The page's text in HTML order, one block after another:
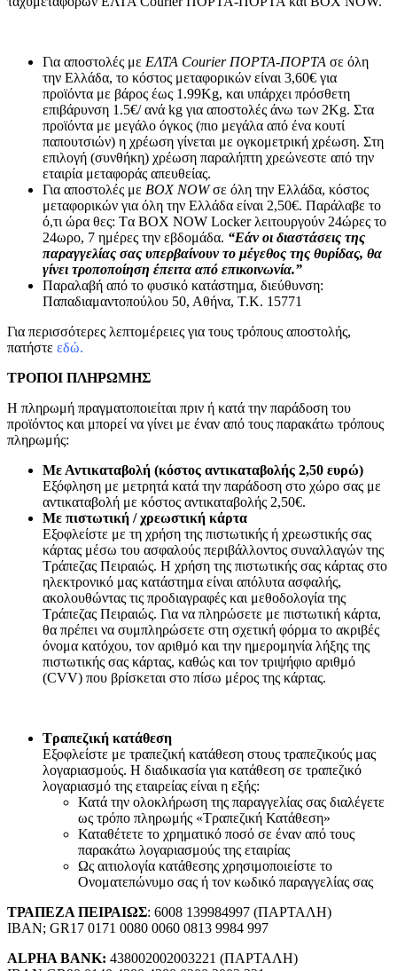
Για αποστολές με ΕΛΤΑ Courier ΠΟΡΤΑ-ΠΟΡΤΑ σε όλη
την Ελλάδα, το κόστος μεταφορικών είναι 3,60€ για
προϊόντα με βάρος έως 1.99Kg, και υπάρχει πρόσθετη
επιβάρυνση 1.5€/ ανά kg για αποστολές άνω των 2Κg. Στα
προϊόντα με μεγάλο όγκος (πιο μεγάλα από ένα κουτί
παπουτσιών) η χρέωση γίνεται με ογκομετρική χρέωση. Στη
επιλογή (συνθήκη) χρέωση παραλήπτη χρεώνεστε από την
εταιρία μεταφοράς απευθείας.
Για αποστολές με BOX NOWσε όλη την Ελλάδα, κόστος
μεταφορικών για όλη την Ελλάδα είναι 2,50€. Παράλαβε το
ό,τι ώρα θες: Tα ΒΟΧ ΝΟW Locker λειτουργούν 24ώρες το
24ωρο, 7 ημέρες την εβδομάδα. “Εάν οι διαστάσεις της
παραγγελίας σας υπερβαίνουν το μέγεθος της θυρίδας, θα
γίνει τροποποίηση έπειτα από επικοινωνία.”
Παραλαβή από το φυσικό κατάστημα, διεύθυνση:
Παπαδιαμαντοπούλου 50, Αθήνα, Τ.Κ. 15771
Για περισσότερες λεπτομέρειες για τους τρόπους αποστολής,
πατήστε εδώ.
ΤΡΟΠΟΙ ΠΛΗΡΩΜΗΣ
Η πληρωμή πραγματοποιείται πριν ή κατά την παράδοση του
προϊόντος και μπορεί να γίνει με έναν από τους παρακάτω τρόπους
πληρωμής:
Με Αντικαταβολή (κόστος αντικαταβολής 2,50 ευρώ)
Εξόφληση με μετρητά κατά την παράδοση στο χώρο σας με
αντικαταβολή με κόστος αντικαταβολής 2,50€.
Με πιστωτική / χρεωστική κάρτα
Εξοφλείστε με τη χρήση της πιστωτικής ή χρεωστικής σας
κάρτας μέσω του ασφαλούς περιβάλλοντος συναλλαγών της
Τράπεζας Πειραιώς. Η χρήση της πιστωτικής σας κάρτας στο
ηλεκτρονικό μας κατάστημα είναι απόλυτα ασφαλής,
ακολουθώντας τις προδιαγραφές και μεθοδολογία της
Τράπεζας Πειραιώς. Για να πληρώσετε με πιστωτική κάρτα,
θα πρέπει να συμπληρώσετε στη σχετική φόρμα το ακριβές
όνομα κατόχου, τον αριθμό και την ημερομηνία λήξης της
πιστωτικής σας κάρτας, καθώς και τον τριψήφιο αριθμό
(CVV) που βρίσκεται στο πίσω μέρος της κάρτας.
Τραπεζική κατάθεση
Εξοφλείστε με τραπεζική κατάθεση στους τραπεζικούς μας
λογαριασμούς. Η διαδικασία για κατάθεση σε τραπεζικό
λογαριασμό της εταιρείας είναι η εξής:
Κατά την ολοκλήρωση της παραγγελίας σας διαλέγετε
ως τρόπο πληρωμής «Τραπεζική Κατάθεση»
Καταθέτετε το χρηματικό ποσό σε έναν από τους
παρακάτω λογαριασμούς της εταιρίας
Ως αιτιολογία κατάθεσης χρησιμοποιείστε το
Ονοματεπώνυμο σας ή τον κωδικό παραγγελίας σας
ΤΡΑΠΕΖΑ ΠΕΙΡΑΙΩΣ: 6008 139984997 (ΠΑΡΤΑΛΗ)
IBAN; GR17 0171 0080 0060 0813 9984 997
ALPHA BANK: 438002002003221 (ΠΑΡΤΑΛΗ)